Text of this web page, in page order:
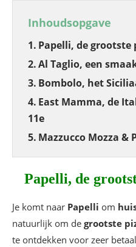
Inhoudsopgave
Papelli, de grootste
Al Taglio, een
Bombolo, het
East Mamma, de
11e
Mazzucco Mozza &
Papelli, de
Je komt naar Papelli om
natuurlijk om de grootste
te ontdekken voor zeer